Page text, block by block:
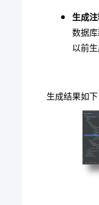
生成
数据
以前
生成结果如下